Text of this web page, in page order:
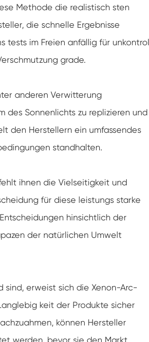
kammer
in der Luft feuchtigkeit Kammer
Kammer
Methode die realistisch sten
die schnelle Ergebnisse
tests im Freien anfällig für
grade.
anderen Verwitterung
des Sonnenlichts zu replizieren und
den Herstellern ein umfassendes
standhalten.
ihnen die Vielseitigkeit und
für diese leistungs starke
hinsichtlich der
der natürlichen Umwelt
sind, erweist sich die Xenon-Arc-
keit der Produkte sicher
können Hersteller
werden, bevor sie den Markt